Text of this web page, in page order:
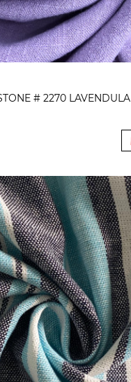
# 2270 LAVENDULA